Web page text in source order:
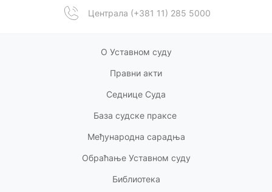
Централа (+381 11) 285 5000
О Уставном суду
Правни акти
Седнице Суда
База судске праксе
Међународна сарадња
Обраћање Уставном суду
Библиотека